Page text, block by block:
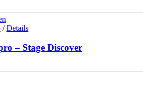
/ Details
– Stage Discover